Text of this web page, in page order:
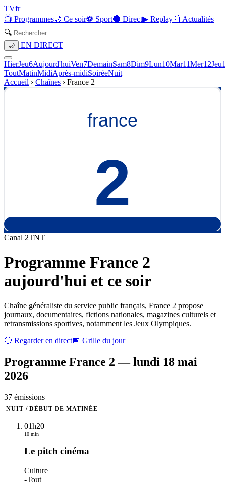
TVfr
📺 Programmes🌙 Ce soir⚽ Sport🔴 Direct▶ Replay📰 Actualités
🔍
🌙 EN DIRECT
HierJeu6Aujourd'huiVen7DemainSam8Dim9Lun10Mar11Mer12Jeu
ToutMatinMidiAprès-midiSoiréeNuit
Accueil › Chaînes › France 2
Canal 2TNT
Programme France 2
aujourd'hui et ce soir
Chaîne généraliste du service public français, France 2 propose
journaux, documentaires, fictions nationales, magazines culturels et
retransmissions sportives, notamment les Jeux Olympiques.
🔴 Regarder en direct📅 Grille du jour
Programme France 2 —lundi 18 mai
2026
37 émissions
NUIT / DÉBUT DE MATINÉE
01h20
10 min
Le pitch cinéma
Culture
-Tout